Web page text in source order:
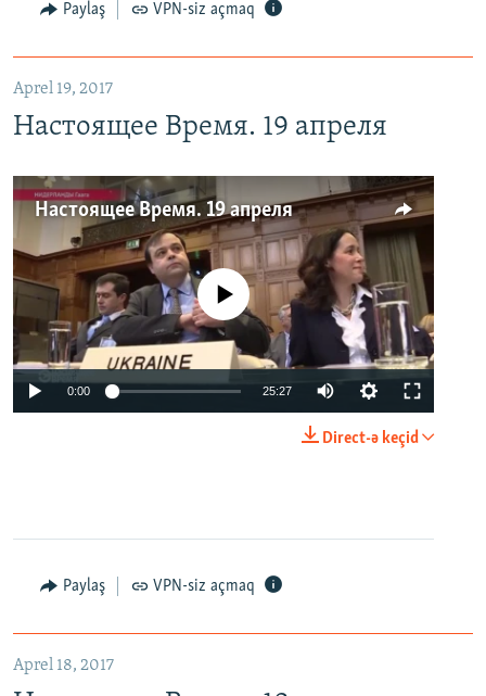
Paylaş VPN-siz açmaq
Aprel 19, 2017
Настоящее Время. 19 апреля
Настоящее Время. 19 апреля
No media source currently available
0:00 25:27
Direct-ə keçid
Paylaş VPN-siz açmaq
Aprel 18, 2017